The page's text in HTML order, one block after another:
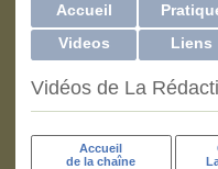
Accueil
Videos
Liens
Vidéos de La
Accueil
de la chaîne